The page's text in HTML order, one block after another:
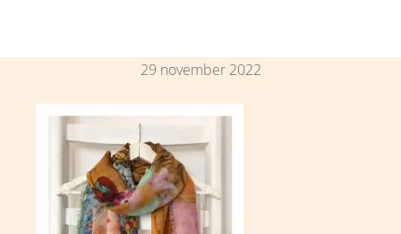
29 november 2022